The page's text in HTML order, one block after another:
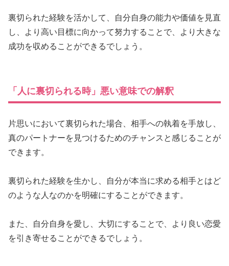
裏切られた経験を活かして、自分自身の能力や価値を見直
し、より高い目標に向かって努力することで、より大きな
成功を収めることができるでしょう。
「人に裏切られる時」悪い意味での解釈
片思いにおいて裏切られた場合、相手への執着を手放し、
真のパートナーを見つけるためのチャンスと感じることが
できます。
裏切られた経験を生かし、自分が本当に求める相手とはど
のような人なのかを明確にすることができます。
また、自分自身を愛し、大切にすることで、より良い恋愛
を引き寄せることができるでしょう。